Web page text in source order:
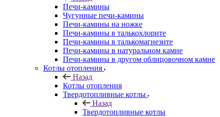
Печи-камины
Чугунные печи-камины
Печи-камины на ножке
Печи-камины в талькохлорите
Печи-камины в талькомагнезите
Печи-камины в натуральном камне
Печи-камины в другом облицовочном камне
Котлы отопления
Назад
Котлы отопления
Твердотопливные котлы
Назад
Твердотопливные котлы